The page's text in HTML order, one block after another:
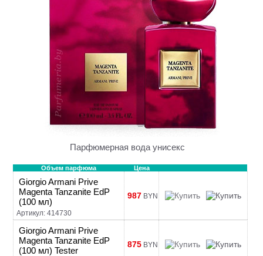
Парфюмерная вода унисекс
Объем парфюма Цена
Giorgio Armani Prive
Magenta Tanzanite EdP
(100 мл)
Артикул: 414730
987 BYN
Giorgio Armani Prive
Magenta Tanzanite EdP
(100 мл) Tester
875 BYN